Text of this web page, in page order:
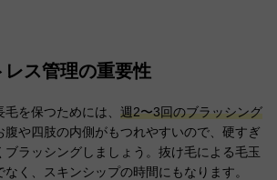
ス管理の重要性
を保つためには、 週2〜3回のブラッシング
腹や四肢の内側がもつれやすいので、硬すぎ
ブラッシングしましょう。抜け毛による毛玉
く、スキンシップの時間にもなります。